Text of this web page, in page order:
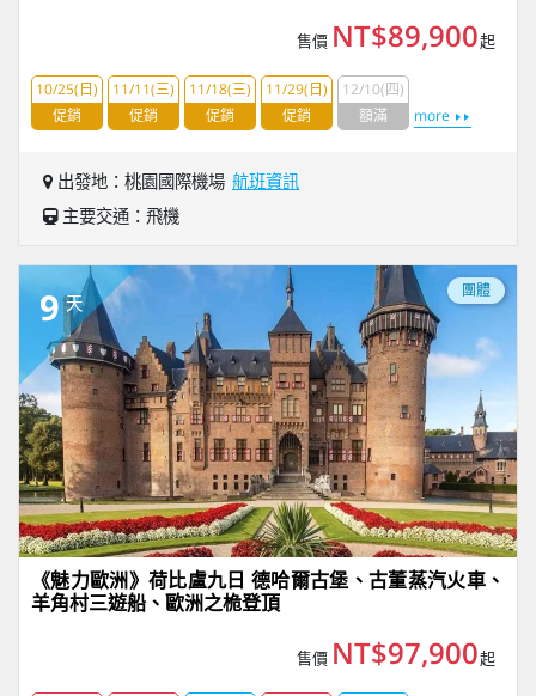
售價 NT$89,900起
10/25(日)
促銷
11/11(三)
促銷
11/18(三)
促銷
11/29(日)
促銷
12/10(四)
額滿
more
出發地：桃園國際機場 航班資訊
主要交通：飛機
9 天
團體
《魅力歐洲》荷比盧九日 德哈爾古堡、古董蒸汽火車、
羊角村三遊船、歐洲之桅登頂
售價 NT$97,900起